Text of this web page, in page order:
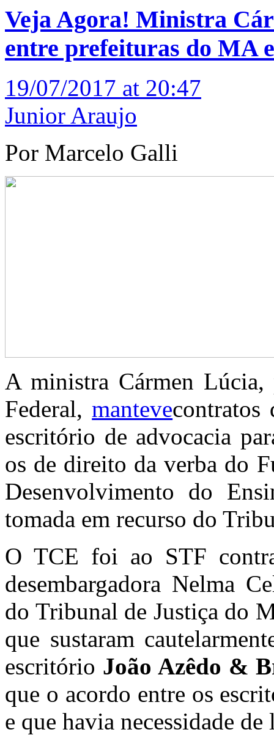
Veja Agora! Ministra
entre prefeituras do MA
19/07/2017 at 20:47
Junior Araujo
Por Marcelo Galli
A ministra Cármen Lúcia,
Federal,mantevecontratos
escritório de advocacia
os de direito da verba do
Desenvolvimento do
tomada em recurso do
O TCE foi ao STF
desembargadora Nelma
do Tribunal de Justiça do
que sustaram
escritório João Azêdo &
que o acordo entre os
e que havia necessidade